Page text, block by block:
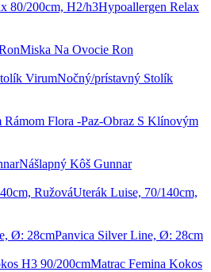
Hypoallergen Relax
Miska Na Ovocie Ron
Nočný/prístavný Stolík
Obraz S Klínovým
Nášlapný Kôš Gunnar
Uterák Luise, 70/140cm,
Panvica Silver Line, Ø: 28cm
Matrac Femina Kokos